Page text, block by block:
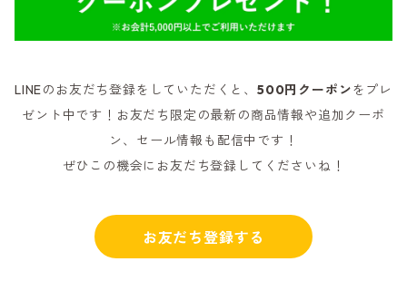
LINEのお友だち登録をしていただくと、500円クーポンをプレ
ゼント中です！お友だち限定の最新の商品情報や追加クーポ
ン、セール情報も配信中です！
ぜひこの機会にお友だち登録してくださいね！
お友だち登録する